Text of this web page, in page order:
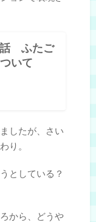
話 ふたご
いて
したが、さい
り。
としている？
から、どうや